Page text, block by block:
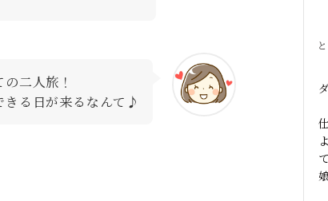
二人旅！
きる日が来るなんて♪